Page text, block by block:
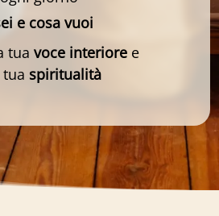
e cosa vuoi
tua voce interioree
spiritualità